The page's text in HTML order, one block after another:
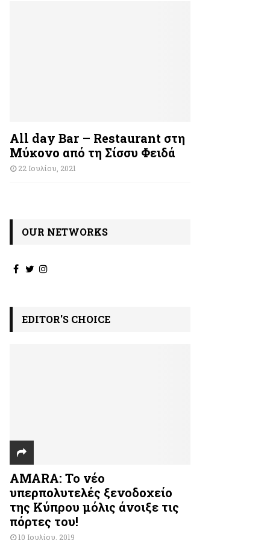
All day Bar – Restaurant στη
Μύκονο από τη Σίσσυ Φειδά
22 Ιουλίου, 2021
OUR NETWORKS
EDITOR'S CHOICE
AMARA: Το νέο
υπερπολυτελές ξενοδοχείο
της Κύπρου μόλις άνοιξε τις
πόρτες του!
10 Ιουλίου, 2019